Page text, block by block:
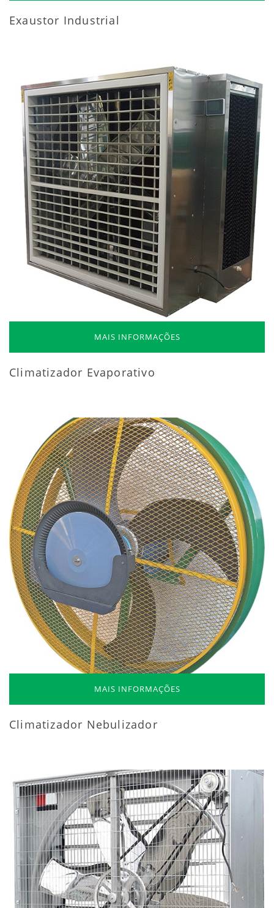
Exaustor Industrial
MAIS INFORMAÇÕES
Climatizador Evaporativo
MAIS INFORMAÇÕES
Climatizador Nebulizador